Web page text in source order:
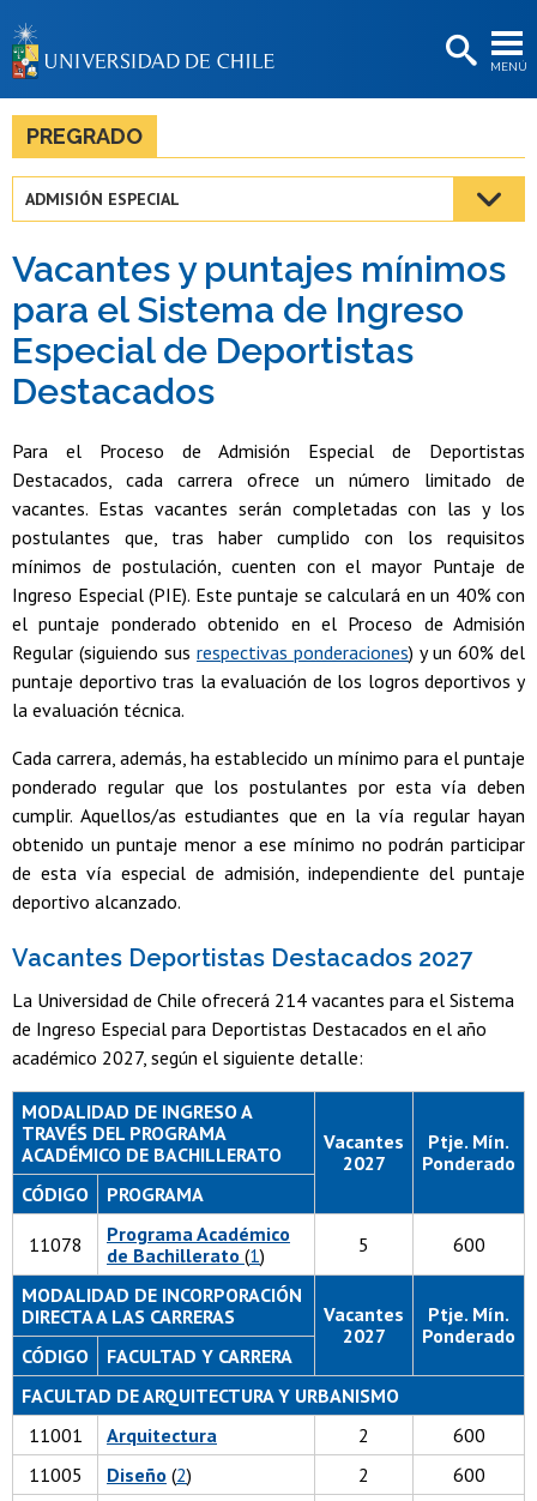
MENÚ
BIBLIOTECAS
Estudiantes
Académicas/os
Funcionarias/os
Egresadas/os
PREGRADO
ADMISIÓN ESPECIAL
Vacantes y puntajes mínimos
para el Sistema de Ingreso
Especial de Deportistas
Destacados
Para el Proceso de Admisión Especial de Deportistas
Destacados, cada carrera ofrece un número limitado de
vacantes. Estas vacantes serán completadas con las y los
postulantes que, tras haber cumplido con los requisitos
mínimos de postulación, cuenten con el mayor Puntaje de
Ingreso Especial (PIE). Este puntaje se calculará en un 40% con
el puntaje ponderado obtenido en el Proceso de Admisión
Regular (siguiendo sus respectivas ponderaciones) y un 60% del
puntaje deportivo tras la evaluación de los logros deportivos y
la evaluación técnica.
Cada carrera, además, ha establecido un mínimo para el puntaje
ponderado regular que los postulantes por esta vía deben
cumplir. Aquellos/as estudiantes que en la vía regular hayan
obtenido un puntaje menor a ese mínimo no podrán participar
de esta vía especial de admisión, independiente del puntaje
deportivo alcanzado.
Vacantes Deportistas Destacados 2027
La Universidad de Chile ofrecerá 214 vacantes para el Sistema
de Ingreso Especial para Deportistas Destacados en el año
académico 2027, según el siguiente detalle:
MODALIDAD DE INGRESO A
TRAVÉS DEL PROGRAMA
ACADÉMICO DE BACHILLERATO
Vacantes
2027
Ptje. Mín.
Ponderado
CÓDIGO
PROGRAMA
11078
Programa Académico
de Bachillerato (1) 5 600
MODALIDAD DE INCORPORACIÓN
DIRECTA A LAS CARRERAS
Vacantes
2027
Ptje. Mín.
Ponderado
CÓDIGO
FACULTAD Y CARRERA
FACULTAD DE ARQUITECTURA Y URBANISMO
11001
Arquitectura 2
600
11005
Diseño (2) 2
600